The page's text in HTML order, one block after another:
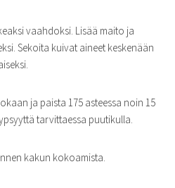
vaahdoksi. Lisää maito ja
Sekoita kuivat aineet keskenään
ja paista 175 asteessa noin 15
tarvittaessa puutikulla.
kakun kokoamista.